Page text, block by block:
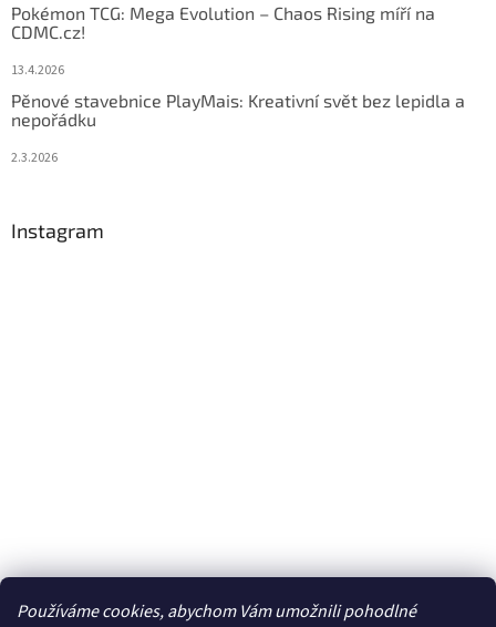
Používáme cookies, abychom Vám umožnili pohodlné
Pokémon TCG: Mega Evolution – Chaos Rising míří na
CDMC.cz!
13.4.2026
Pěnové stavebnice PlayMais: Kreativní svět bez lepidla a
nepořádku
2.3.2026
Instagram